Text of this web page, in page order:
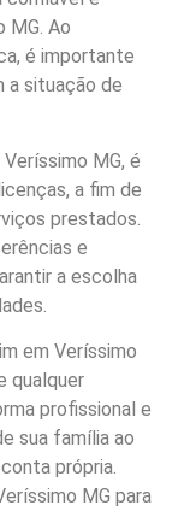
MG. Ao
é importante
a situação de
MG, é
a fim de
prestados.
e
a escolha
em Veríssimo
qualquer
profissional e
sua família ao
própria.
MG para